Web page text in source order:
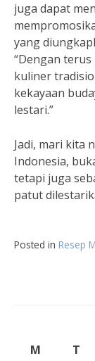
juga dapat
yang
“Dengan
kuliner
kekayaan
lestari.”
Jadi, mari kita
Indonesia,
tetapi juga
patut
Posted in Resep
M
T